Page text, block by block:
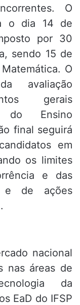
O
o dia 14 de
por 30
sendo 15 de
O
avaliação
gerais
do Ensino
final seguirá
em
os limites
e das
e de ações
nacional
nas áreas de
da
EaD do IFSP